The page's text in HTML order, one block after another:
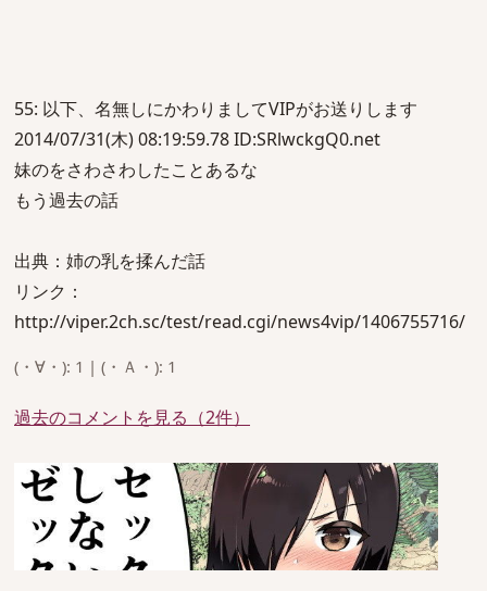
55: 以下、名無しにかわりましてVIPがお送りします
2014/07/31(木) 08:19:59.78 ID:SRlwckgQ0.net
妹のをさわさわしたことあるな
もう過去の話
出典：姉の乳を揉んだ話
リンク：
http://viper.2ch.sc/test/read.cgi/news4vip/1406755716/
(・∀・): 1 | (・Ａ・): 1
過去のコメントを見る（2件）